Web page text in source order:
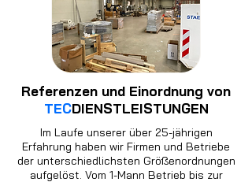
Referenzen und Einordnung von
TECDIENSTLEISTUNGEN
Im Laufe unserer über 25-jährigen
Erfahrung haben wir Firmen und Betriebe
der unterschiedlichsten Größenordnungen
aufgelöst. Vom 1-Mann Betrieb bis zur